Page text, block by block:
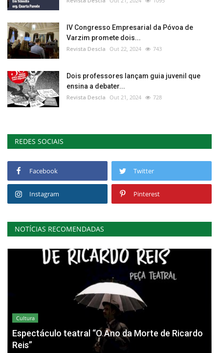
IV Congresso Empresarial da Póvoa de
Varzim promete dois...
Revista Descla Out 22, 2024 743
Dois professores lançam guia juvenil que
ensina a debater...
Revista Descla Out 21, 2024 728
REDES SOCIAIS
Facebook Twitter
Instagram Pinterest
NOTÍCIAS RECOMENDADAS
Cultura
Espectáculo teatral “O Ano da Morte de Ricardo
Reis”